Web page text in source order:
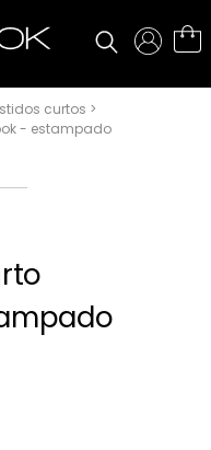
curtos
- estampado